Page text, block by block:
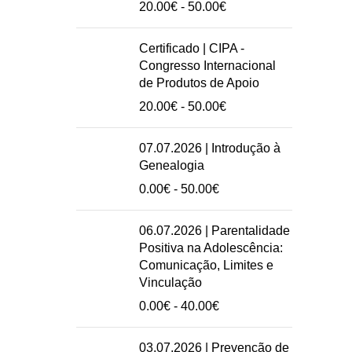
20.00€ - 50.00€Intervalo
preços:
20.00€
a
50.00€
Certificado | CIPA -
Congresso Internacional
de Produtos de Apoio
20.00€ - 50.00€Intervalo
preços:
20.00€
07.07.2026 | Introdução à
Genealogia
0.00€ - 50.00€Intervalo
preços:
0.00€
a
50.00€
06.07.2026 | Parentalidade
Positiva na Adolescência:
Comunicação, Limites e
Vinculação
0.00€ - 40.00€Intervalo
preços:
03.07.2026 | Prevenção de